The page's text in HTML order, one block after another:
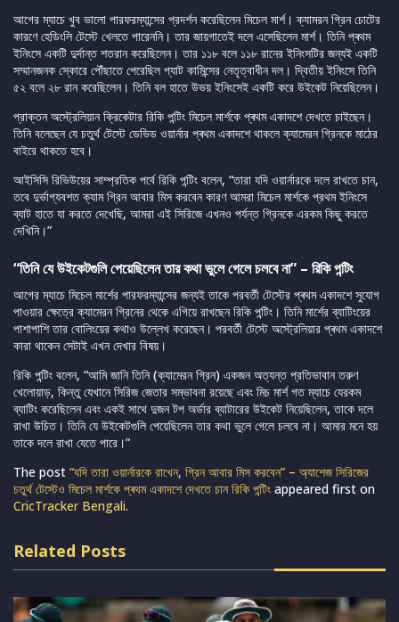
আগের ম্যাচে খুব ভালো পারফরম্যান্সের প্রদর্শন করেছিলেন মিচেল মার্শ। ক্যামরন গ্রিন চোটের
কারণে হেডিংলি টেস্টে খেলতে পারেননি। তার জায়গাতেই দলে এসেছিলেন মার্শ। তিনি প্ৰথম
ইনিংসে একটি দুর্দান্ত শতরান করেছিলেন। তার ১১৮ বলে ১১৮ রানের ইনিংসটির জন্যই একটি
সম্মানজনক স্কোরে পৌঁছাতে পেরেছিল প্যাট কামিন্সের নেতৃত্বাধীন দল। দ্বিতীয় ইনিংসে তিনি
৫২ বলে ২৮ রান করেছিলেন। তিনি বল হাতে উভয় ইনিংসেই একটি করে উইকেট নিয়েছিলেন।
প্রাক্তন অস্ট্রেলিয়ান ক্রিকেটার রিকি পন্টিং মিচেল মার্শকে প্ৰথম একাদশে দেখতে চাইছেন।
তিনি বলেছেন যে চতুর্থ টেস্টে ডেভিড ওয়ার্নার প্ৰথম একাদশে থাকলে ক্যামেরন গ্রিনকে মাঠের
বাইরে থাকতে হবে।
আইসিসি রিভিউয়ের সাম্প্রতিক পর্বে রিকি পন্টিং বলেন, “তারা যদি ওয়ার্নারকে দলে রাখতে চান,
তবে দুর্ভাগ্যবশত ক্যাম গ্রিন আবার মিস করবেন কারণ আমরা মিচেল মার্শকে প্রথম ইনিংসে
ব্যাট হাতে যা করতে দেখেছি, আমরা এই সিরিজে এখনও পর্যন্ত গ্রিনকে এরকম কিছু করতে
দেখিনি।”
“তিনি যে উইকেটগুলি পেয়েছিলেন তার কথা ভুলে গেলে চলবে না” – রিকি পন্টিং
আগের ম্যাচে মিচেল মার্শের পারফরম্যান্সের জন্যই তাকে পরবর্তী টেস্টের প্ৰথম একাদশে সুযোগ
পাওয়ার ক্ষেত্রে ক্যামেরন গ্রিনের থেকে এগিয়ে রাখছেন রিকি পন্টিং। তিনি মার্শের ব্যাটিংয়ের
পাশাপাশি তার বোলিংয়ের কথাও উল্লেখ করেছেন। পরবর্তী টেস্টে অস্ট্রেলিয়ার প্ৰথম একাদশে
কারা থাকেন সেটাই এখন দেখার বিষয়।
রিকি পন্টিং বলেন, “আমি জানি তিনি (ক্যামেরন গ্রিন) একজন অত্যন্ত প্রতিভাবান তরুণ
খেলোয়াড়, কিন্তু যেখানে সিরিজ জেতার সম্ভাবনা রয়েছে এবং মিচ মার্শ গত ম্যাচে যেরকম
ব্যাটিং করেছিলেন এবং একই সাথে দুজন টপ অর্ডার ব্যাটারের উইকেট নিয়েছিলেন, তাকে দলে
রাখা উচিত। তিনি যে উইকেটগুলি পেয়েছিলেন তার কথা ভুলে গেলে চলবে না। আমার মনে হয়
তাকে দলে রাখা যেতে পারে।”
The post “যদি তারা ওয়ার্নারকে রাখেন, গ্রিন আবার মিস করবেন” – অ্যাশেজ সিরিজের
চতুর্থ টেস্টেও মিচেল মার্শকে প্ৰথম একাদশে দেখতে চান রিকি পন্টিং appeared first on
CricTracker Bengali.
Related Posts